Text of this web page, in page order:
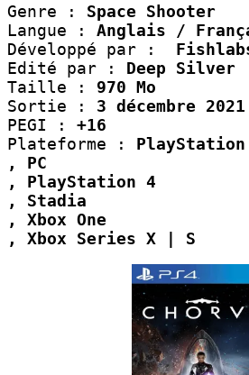
Genre :
Space Shooter
Langue :
Anglais /
Développé par :
Edité par : Deep Silver
Taille : 970 Mo
Sortie :
3 décembre 2021
PEGI :
+16
Plateforme :
, PC
, PlayStation 4
, Stadia
, Xbox One
, Xbox Series X | S